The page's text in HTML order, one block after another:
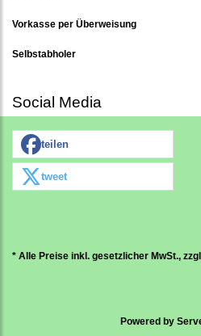
Vorkasse per Überweisung
Selbstabholer
Social Media
teilen
tweet
* Alle Preise inkl. gesetzlicher MwSt.,
Powered by